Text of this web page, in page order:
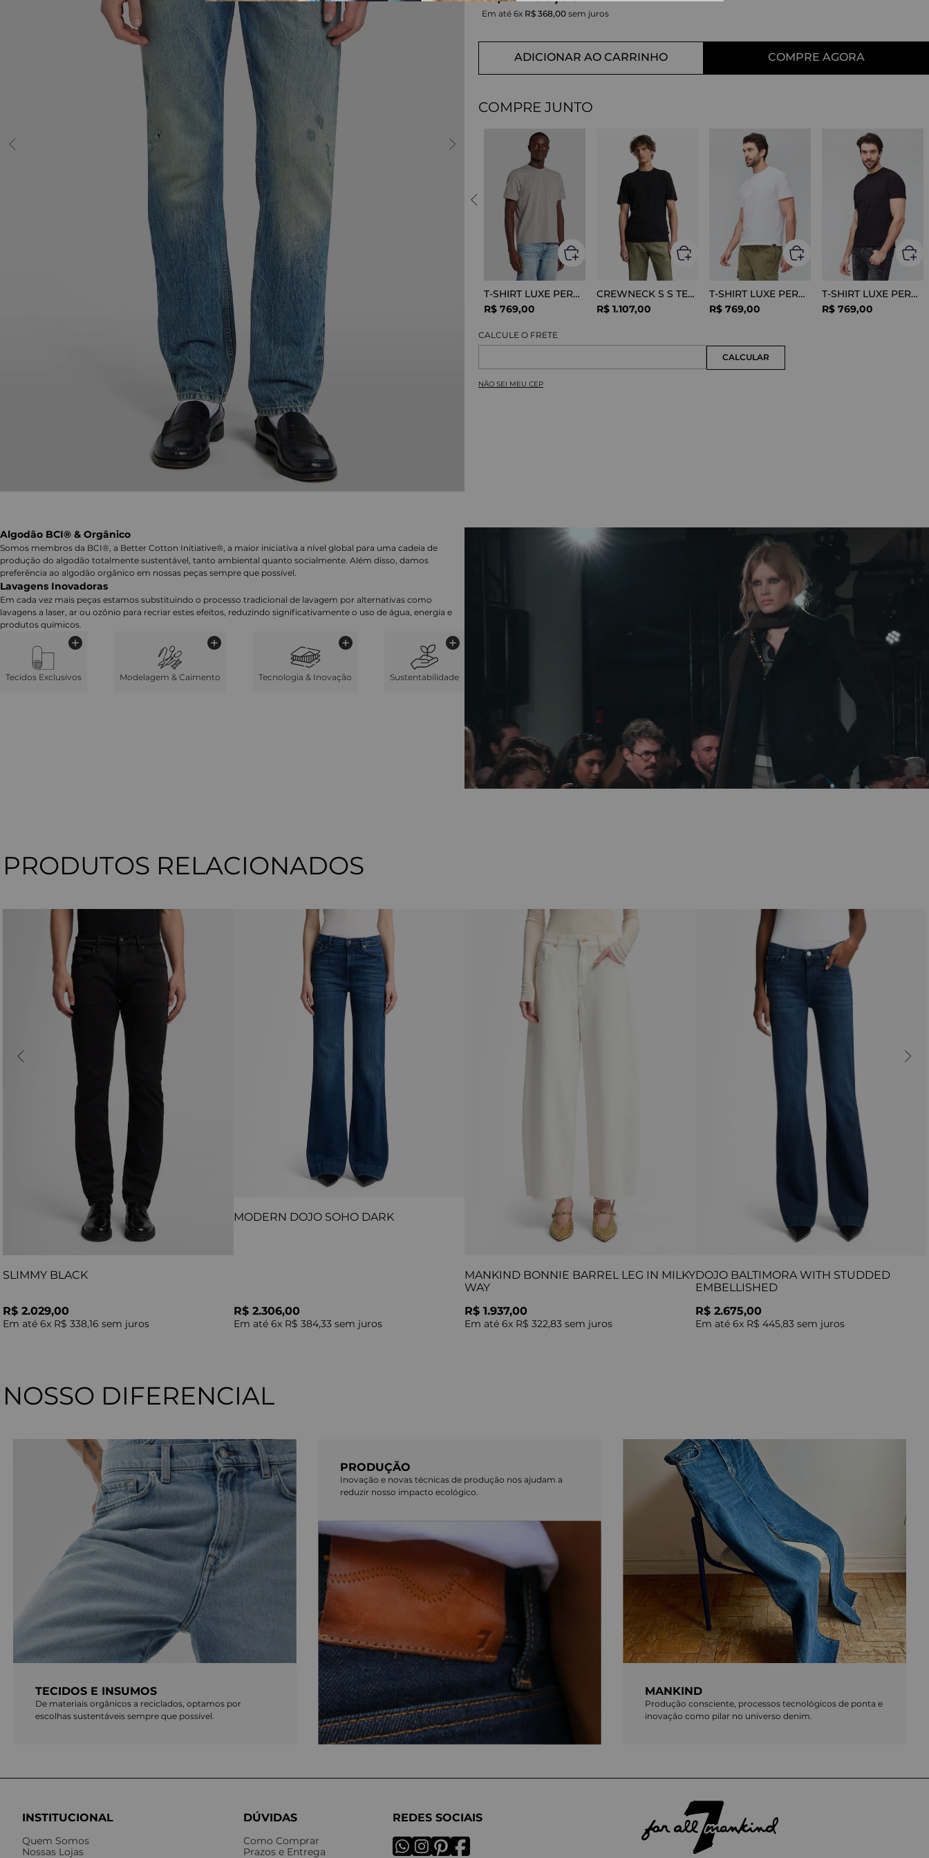
Em até 6x R$ 368,00 sem juros
ADICIONAR AO CARRINHO COMPRE AGORA
COMPRE JUNTO
T-SHIRT LUXE PERFOR GREY MELANGE
R$ 769,00
CREWNECK S S TEE COTTON BLACK
R$ 1.107,00
T-SHIRT LUXE PERFORMANCE WHITE
R$ 769,00
T-SHIRT LUXE PERFORMANCE BLACK
R$ 769,00
NÃO SEI MEU CEP
Algodão BCI® & Orgânico
Somos membros da BCI®, a Better Cotton Initiative®, a maior iniciativa a nível global para uma cadeia de
produção do algodão totalmente sustentável, tanto ambiental quanto socialmente. Além disso, damos
preferência ao algodão orgânico em nossas peças sempre que possível.
Lavagens Inovadoras
Em cada vez mais peças estamos substituindo o processo tradicional de lavagem por alternativas como
lavagens a laser, ar ou ozônio para recriar estes efeitos, reduzindo significativamente o uso de água, energia e
produtos químicos.
Tecidos Exclusivos Modelagem & Caimento Tecnologia & Inovação Sustentabilidade
PRODUTOS RELACIONADOS
SLIMMY BLACK
R$ 2.029,00
Em até 6x R$ 338,16 sem juros
MODERN DOJO SOHO DARK
R$ 2.306,00
Em até 6x R$ 384,33 sem juros
MANKIND BONNIE BARREL LEG IN MILKY
WAY
R$ 1.937,00
Em até 6x R$ 322,83 sem juros
DOJO BALTIMORA WITH STUDDED
EMBELLISHED
R$ 2.675,00
Em até 6x R$ 445,83 sem juros
NOSSO DIFERENCIAL
TECIDOS E INSUMOS
De materiais orgânicos a reciclados, optamos por
escolhas sustentáveis sempre que possível.
PRODUÇÃO
Inovação e novas técnicas de produção nos ajudam a
reduzir nosso impacto ecológico.
MANKIND
Produção consciente, processos tecnológicos de ponta e
inovação como pilar no universo denim.
INSTITUCIONAL
Quem Somos
Nossas Lojas
DÚVIDAS
Como Comprar
Prazos e Entrega
REDES SOCIAIS